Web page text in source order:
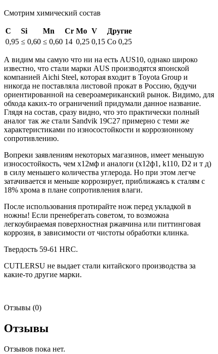
Смотрим химический состав
C Si Mn Cr Mo V
Другие
0,95 ≤ 0,60 ≤ 0,60 14 0,25 0,15 Co 0,25
А видим мы самую что ни на есть AUS10, однако широко
известно, что стали марки AUS производятся японской
компанией Aichi Steel, которая входит в Toyota Group и
никогда не поставляла листовой прокат в Россию, будучи
ориентированной на североамериканский рынок. Видимо, для
обхода каких-то ограничений придумали данное название.
Глядя на состав, сразу видно, что это практически полный
аналог так же стали Sandvik 19C27 примерно с теми же
характеристиками по износостойкости и коррозионному
сопротивлению.
Вопреки заявлениям некоторых магазинов, имеет меньшую
износостойкость, чем х12мф и аналоги (х12ф1, k110, D2 и т д)
в силу меньшего количества углерода. Но при этом легче
затачивается и меньше коррозирует, приближаясь к сталям с
18% хрома в плане сопротивления влаги.
После использования протирайте нож перед укладкой в
ножны! Если пренебрегать советом, то возможна
легкоубираемая поверхностная ржавчина или питтинговая
коррозия, в зависимости от чистоты обработки клинка.
Твердость 59-61 HRC.
CUTLERSU не выдает стали китайского производства за
какие-то другие марки.
Отзывы (0)
Отзывы
Отзывов пока нет.